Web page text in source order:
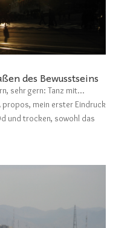
des Bewusstseins
sehr gern: Tanz mit…
mein erster Eindruck
und trocken, sowohl das